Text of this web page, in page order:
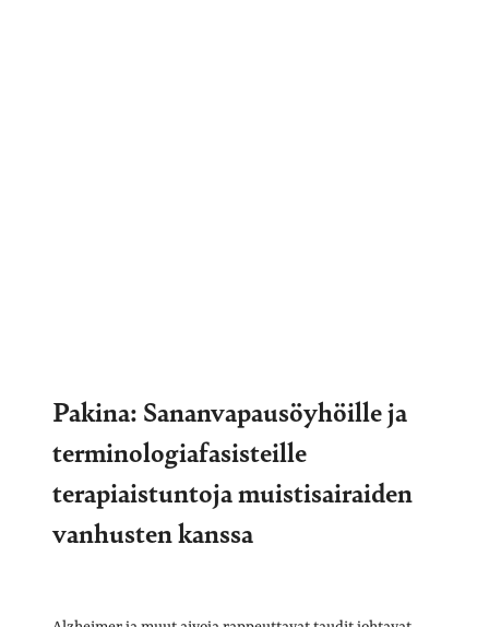
Pakina: Sananvapausöyhöille ja
terminologiafasisteille
terapiaistuntoja muistisairaiden
vanhusten kanssa